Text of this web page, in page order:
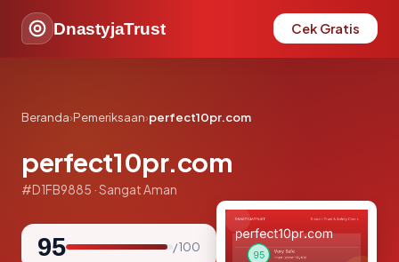
DnastyjaTrust Cek Gratis
Beranda›Pemeriksaan›perfect10pr.com
perfect10pr.com
#D1FB9885 · Sangat Aman
95 / 100